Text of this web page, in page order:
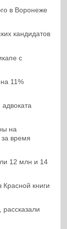
в Воронеже
кандидатов
с
11%
на
время
12 млн и 14
книги
рассказали